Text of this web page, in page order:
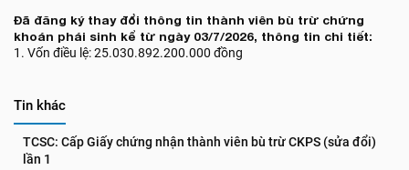
Đã đăng ký thay đổi thông tin thành viên bù trừ chứng
khoán phái sinh kể từ ngày 03/7/2026, thông tin chi tiết:
1. Vốn điều lệ: 25.030.892.200.000 đồng
Tin khác
TCSC: Cấp Giấy chứng nhận thành viên bù trừ CKPS (sửa đổi)
lần 1